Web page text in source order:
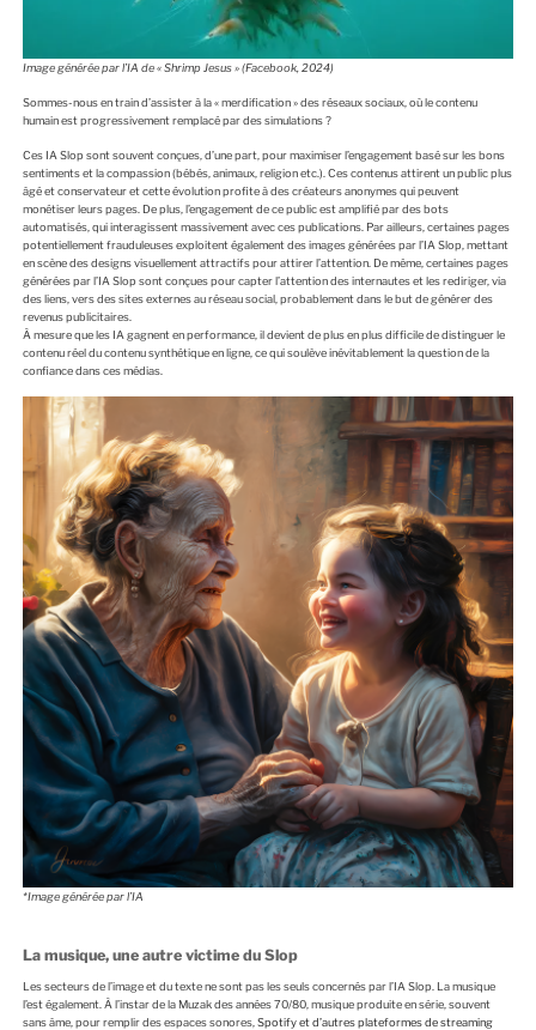
Image générée par l’IA de « Shrimp Jesus » (Facebook, 2024)
Sommes-nous en train d’assister à la « merdification » des réseaux sociaux, où le contenu
humain est progressivement remplacé par des simulations ?
Ces IA Slop sont souvent conçues, d’une part, pour maximiser l’engagement basé sur les bons
sentiments et la compassion (bébés, animaux, religion etc.). Ces contenus attirent un public plus
âgé et conservateur et cette évolution profite à des créateurs anonymes qui peuvent
monétiser leurs pages. De plus, l’engagement de ce public est amplifié par des bots
automatisés, qui interagissent massivement avec ces publications. Par ailleurs, certaines pages
potentiellement frauduleuses exploitent également des images générées par l’IA Slop, mettant
en scène des designs visuellement attractifs pour attirer l’attention. De même, certaines pages
générées par l’IA Slop sont conçues pour capter l’attention des internautes et les rediriger, via
des liens, vers des sites externes au réseau social, probablement dans le but de générer des
revenus publicitaires.
À mesure que les IA gagnent en performance, il devient de plus en plus difficile de distinguer le
contenu réel du contenu synthétique en ligne, ce qui soulève inévitablement la question de la
confiance dans ces médias.
*Image générée par l’IA
La musique, une autre victime du Slop
Les secteurs de l’image et du texte ne sont pas les seuls concernés par l’IA Slop. La musique
l’est également. À l’instar de la Muzak des années 70/80, musique produite en série, souvent
sans âme, pour remplir des espaces sonores, Spotify et d’autres plateformes de streaming